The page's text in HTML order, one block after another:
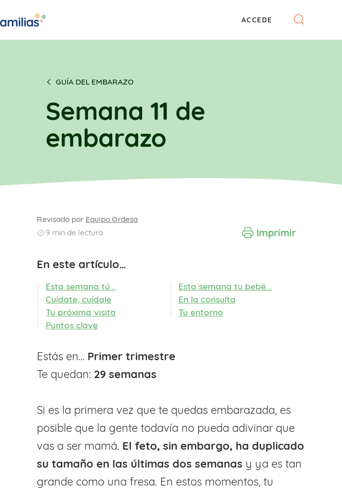
ACCEDE
GUÍA DEL EMBARAZO
Semana 11 de
embarazo
Revisado por Equipo Ordesa
9 min de lectura Imprimir
En este artículo…
Esta semana tú...
Esta semana tu bebé...
Cuídate, cuídale
En la consulta
Tu próxima visita
Tu entorno
Puntos clave
Estás en… Primer trimestre
Te quedan: 29 semanas
Si es la primera vez que te quedas embarazada, es
posible que la gente todavía no pueda adivinar que
vas a ser mamá. El feto, sin embargo, ha duplicado
su tamaño en las últimas dos semanas y ya es tan
grande como una fresa. En estos momentos, tu